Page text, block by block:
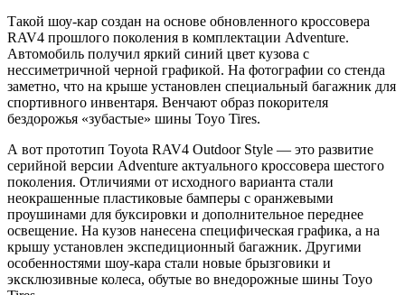
Такой шоу-кар создан на основе обновленного кроссовера
RAV4 прошлого поколения в комплектации Adventure.
Автомобиль получил яркий синий цвет кузова с
нессиметричной черной графикой. На фотографии со стенда
заметно, что на крыше установлен специальный багажник для
спортивного инвентаря. Венчают образ покорителя
бездорожья «зубастые» шины Toyo Tires.
А вот прототип Toyota RAV4 Outdoor Style — это развитие
серийной версии Adventure актуального кроссовера шестого
поколения. Отличиями от исходного варианта стали
неокрашенные пластиковые бамперы с оранжевыми
проушинами для буксировки и дополнительное переднее
освещение. На кузов нанесена специфическая графика, а на
крышу установлен экспедиционный багажник. Другими
особенностями шоу-кара стали новые брызговики и
эксклюзивные колеса, обутые во внедорожные шины Toyo